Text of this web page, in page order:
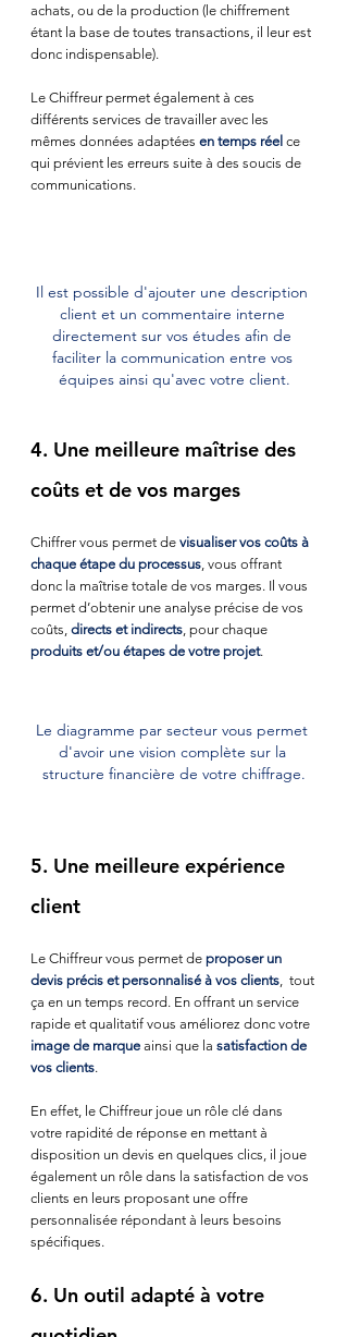
achats, ou de la production (le chiffrement
étant la base de toutes transactions, il leur est
donc indispensable).
Le Chiffreur permet également à ces
différents services de travailler avec les
mêmes données adaptées en temps réel ce
qui prévient les erreurs suite à des soucis de
communications.
Il est possible d'ajouter une description
client et un commentaire interne
directement sur vos études afin de
faciliter la communication entre vos
équipes ainsi qu'avec votre client.
4. Une meilleure maîtrise des
coûts et de vos marges
Chiffrer vous permet de visualiser vos coûts à
chaque étape du processus , vous offrant
donc la maîtrise totale de vos marges. Il vous
permet d’obtenir une analyse précise de vos
coûts, directs et indirects , pour chaque
produits et/ou étapes de votre projet.
Le diagramme par secteur vous permet
d'avoir une vision complète sur la
structure financière de votre chiffrage.
5. Une meilleure expérience
client
Le Chiffreur vous permet de proposer un
devis précis et personnalisé à vos clients ,  tout
ça en un temps record. En offrant un service
rapide et qualitatif vous améliorez donc votre
image de marque ainsi que la satisfaction de
vos clients.
En effet, le Chiffreur joue un rôle clé dans
votre rapidité de réponse en mettant à
disposition un devis en quelques clics, il joue
également un rôle dans la satisfaction de vos
clients en leurs proposant une offre
personnalisée répondant à leurs besoins
spécifiques.
6. Un outil adapté à votre